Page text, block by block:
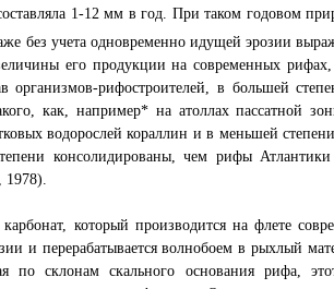
1-12 мм в год. При таком годовом
без учета одновременно идущей эрозии
его продукции на современных
организмов-рифостроителей, в большей
как, например* на атоллах пассатной
водорослей кораллин и в меньшей
консолидированы, чем рифы
который производится на флете
и перерабатывается волнобоем в рыхлый
склонам скального основания рифа,